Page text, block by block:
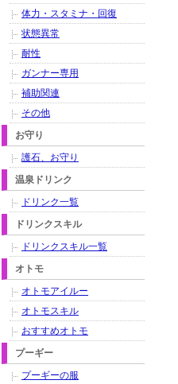
体力・スタミナ・回復
状態異常
耐性
ガンナー専用
補助関連
その他
お守り
護石、お守り
温泉ドリンク
ドリンク一覧
ドリンクスキル
ドリンクスキル一覧
オトモ
オトモアイルー
オトモスキル
おすすめオトモ
プーギー
プーギーの服